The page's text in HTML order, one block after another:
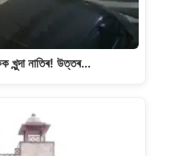
খুন্দা নাতিৰ! উত্তৰ…